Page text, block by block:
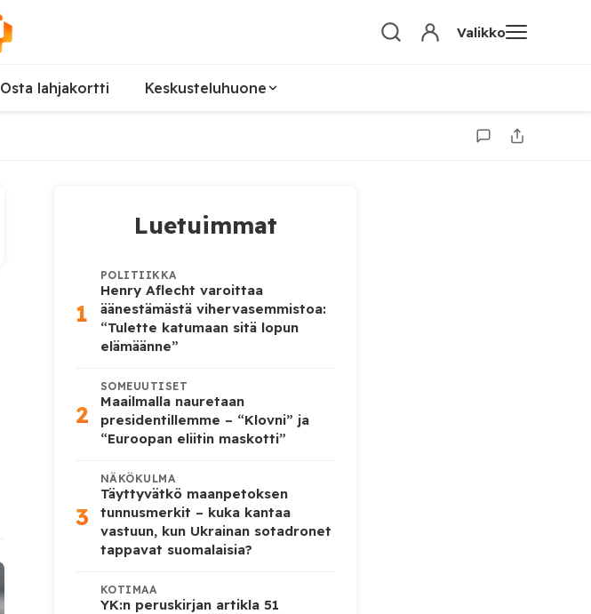
Valikko
Osta lahjakortti Keskusteluhuone
Luetuimmat
1
POLITIIKKA
Henry Aflecht varoittaa
äänestämästä vihervasemmistoa:
“Tulette katumaan sitä lopun
elämäänne”
2
SOMEUUTISET
Maailmalla nauretaan
presidentillemme – “Klovni” ja
“Euroopan eliitin maskotti”
3
NÄKÖKULMA
Täyttyvätkö maanpetoksen
tunnusmerkit – kuka kantaa
vastuun, kun Ukrainan sotadronet
tappavat suomalaisia?
KOTIMAA
YK:n peruskirjan artikla 51